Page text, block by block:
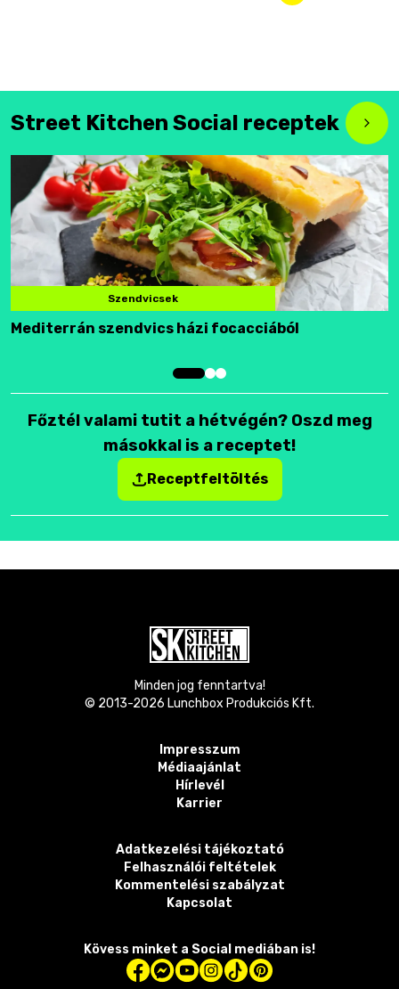
Street Kitchen Social receptek
Szendvicsek
Mediterrán szendvics házi focacciából
Főztél valami tutit a hétvégén? Oszd meg
másokkal is a receptet!
Receptfeltöltés
Minden jog fenntartva!
© 2013-2026 Lunchbox Produkciós Kft.
Impresszum
Médiaajánlat
Hírlevél
Karrier
Adatkezelési tájékoztató
Felhasználói feltételek
Kommentelési szabályzat
Kapcsolat
Kövess minket a Social mediában is!